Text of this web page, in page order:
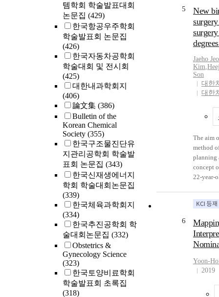
템학회 학술발표대회
논문집 (429)
한국항공우주학회
학술발표회 논문집
(426)
한국자동차공학회
학술대회 및 전시회
(425)
대한내과학회지
(406)
論文集 (386)
Bulletin of the
Korean Chemical
Society (355)
한국구조물진단유
지관리공학회 학술발
표회 논문집 (343)
한국신재생에너지
학회 학술대회논문집
(339)
한국체육과학회지
(334)
한국추진공학회 학
술대회논문집 (332)
Obstetrics &
Gynecology Science
(323)
한국토양비료학회
학술발표회 초록집
(318)
incisors,
planned.
concept
surgical
Jeon's
received
results
and
years of
bodies,
in a
sharing
possible.
5
New
Jaeho
Kim,
Son
대한
대한
The aim
method
planning
concept
22-year-
correct
incisors,
concept
surgical
Jeon’s
6
Yoon-
2019